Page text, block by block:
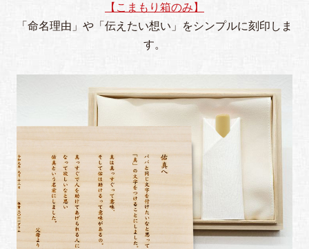
【こまもり箱のみ】
「命名理由」や「伝えたい想い」をシンプルに刻印しま
す。